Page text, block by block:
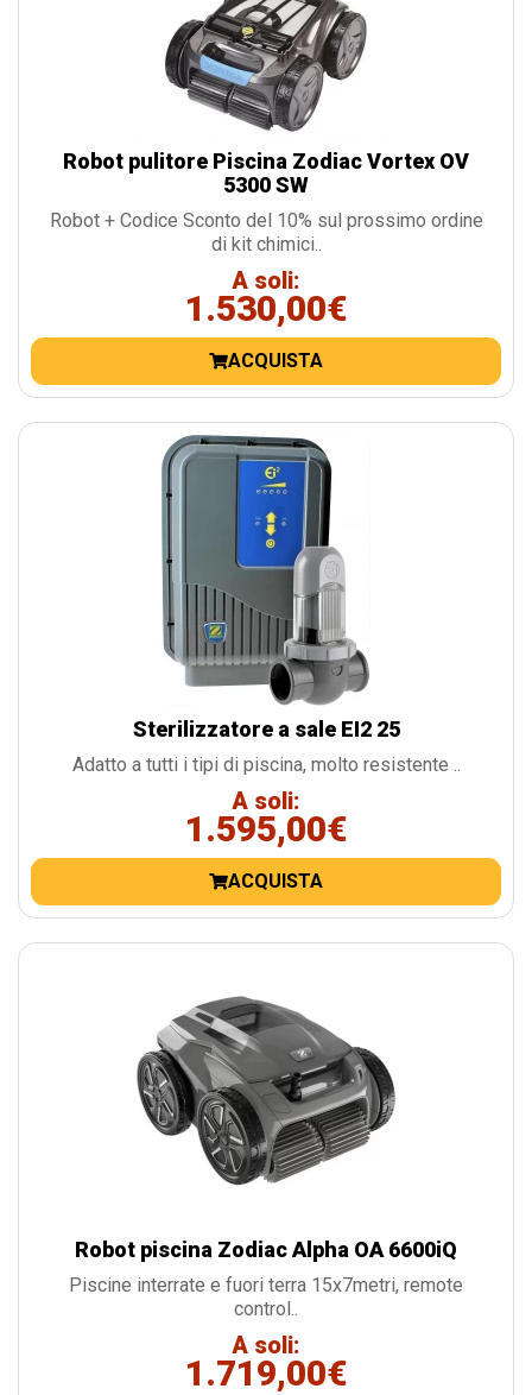
Robot pulitore Piscina Zodiac Vortex OV
5300 SW
Robot + Codice Sconto del 10% sul prossimo ordine
di kit chimici..
A soli:
1.530,00€
ACQUISTA
Sterilizzatore a sale EI2 25
Adatto a tutti i tipi di piscina, molto resistente ..
A soli:
1.595,00€
ACQUISTA
Robot piscina Zodiac Alpha OA 6600iQ
Piscine interrate e fuori terra 15x7metri, remote
control..
A soli:
1.719,00€